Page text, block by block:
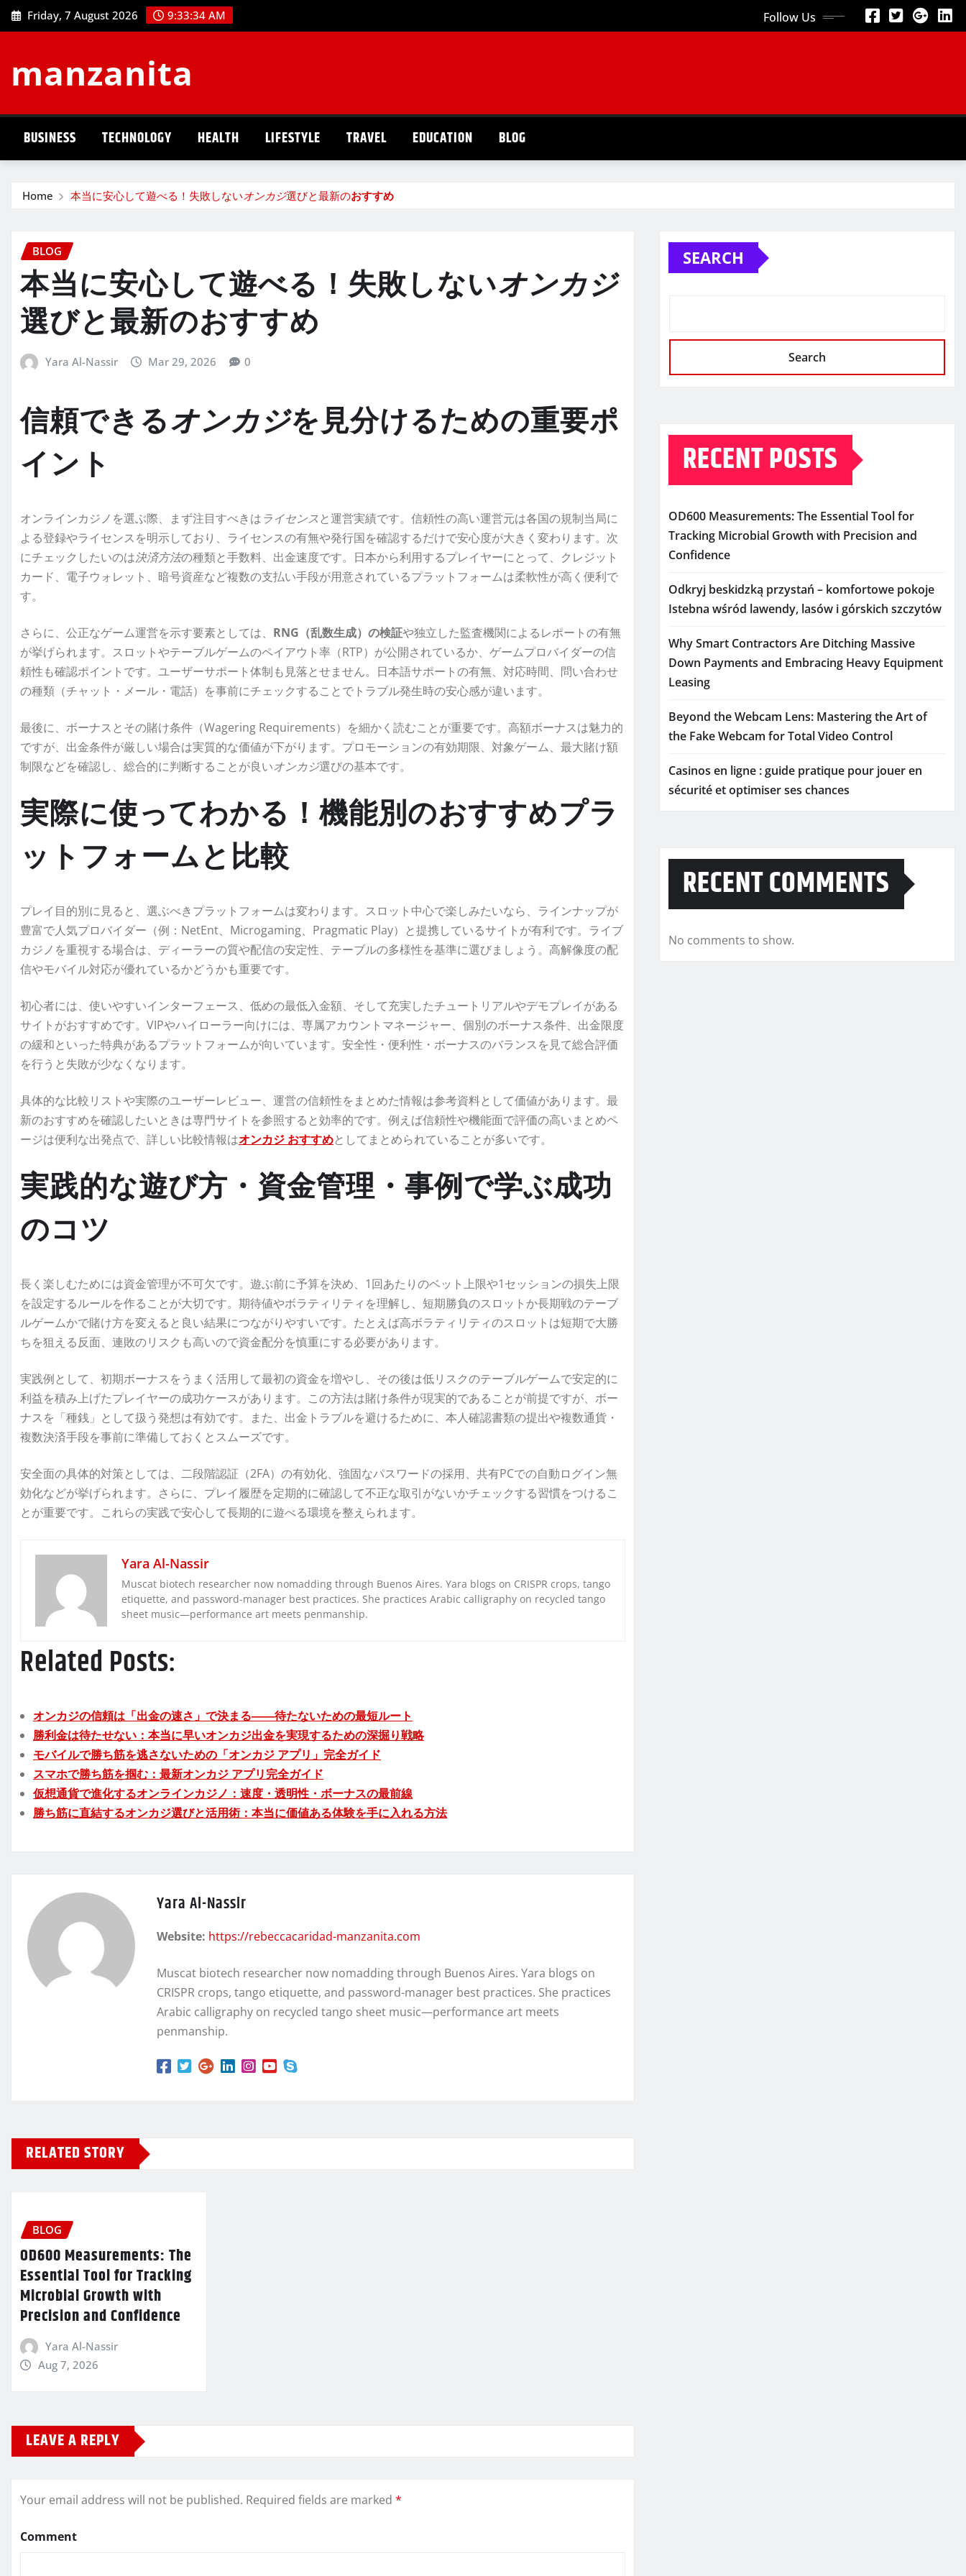
Skip
to
Friday, 7 August 2026 9:33:35 AM Follow Us
manzanita
BUSINESS TECHNOLOGY HEALTH LIFESTYLE TRAVEL EDUCATION BLOG
Home 本当に安心して遊べる！失敗しないオンカジ選びと最新のおすすめ
BLOG
本当に安心して遊べる！失敗しないオンカジ
選びと最新のおすすめ
Yara Al-Nassir Mar 29, 2026 0
信頼できるオンカジを見分けるための重要ポ
イント
オンラインカジノを選ぶ際、まず注目すべきはライセンスと運営実績です。信頼性の高い運営元は各国の規制当局に
よる登録やライセンスを明示しており、ライセンスの有無や発行国を確認するだけで安心度が大きく変わります。次
にチェックしたいのは決済方法の種類と手数料、出金速度です。日本から利用するプレイヤーにとって、クレジット
カード、電子ウォレット、暗号資産など複数の支払い手段が用意されているプラットフォームは柔軟性が高く便利で
す。
さらに、公正なゲーム運営を示す要素としては、 RNG（乱数生成）の検証や独立した監査機関によるレポートの有無
が挙げられます。スロットやテーブルゲームのペイアウト率（RTP）が公開されているか、ゲームプロバイダーの信
頼性も確認ポイントです。ユーザーサポート体制も見落とせません。日本語サポートの有無、対応時間、問い合わせ
の種類（チャット・メール・電話）を事前にチェックすることでトラブル発生時の安心感が違います。
最後に、ボーナスとその賭け条件（Wagering Requirements）を細かく読むことが重要です。高額ボーナスは魅力的
ですが、出金条件が厳しい場合は実質的な価値が下がります。プロモーションの有効期限、対象ゲーム、最大賭け額
制限などを確認し、総合的に判断することが良いオンカジ選びの基本です。
実際に使ってわかる！機能別のおすすめプラ
ットフォームと比較
プレイ目的別に見ると、選ぶべきプラットフォームは変わります。スロット中心で楽しみたいなら、ラインナップが
豊富で人気プロバイダー（例：NetEnt、Microgaming、Pragmatic Play）と提携しているサイトが有利です。ライブ
カジノを重視する場合は、ディーラーの質や配信の安定性、テーブルの多様性を基準に選びましょう。高解像度の配
信やモバイル対応が優れているかどうかも重要です。
初心者には、使いやすいインターフェース、低めの最低入金額、そして充実したチュートリアルやデモプレイがある
サイトがおすすめです。VIPやハイローラー向けには、専属アカウントマネージャー、個別のボーナス条件、出金限度
の緩和といった特典があるプラットフォームが向いています。安全性・便利性・ボーナスのバランスを見て総合評価
を行うと失敗が少なくなります。
具体的な比較リストや実際のユーザーレビュー、運営の信頼性をまとめた情報は参考資料として価値があります。最
新のおすすめを確認したいときは専門サイトを参照すると効率的です。例えば信頼性や機能面で評価の高いまとめペ
ージは便利な出発点で、詳しい比較情報はオンカジ おすすめとしてまとめられていることが多いです。
実践的な遊び方・資金管理・事例で学ぶ成功
のコツ
長く楽しむためには資金管理が不可欠です。遊ぶ前に予算を決め、1回あたりのベット上限や1セッションの損失上限
を設定するルールを作ることが大切です。期待値やボラティリティを理解し、短期勝負のスロットか長期戦のテーブ
ルゲームかで賭け方を変えると良い結果につながりやすいです。たとえば高ボラティリティのスロットは短期で大勝
ちを狙える反面、連敗のリスクも高いので資金配分を慎重にする必要があります。
実践例として、初期ボーナスをうまく活用して最初の資金を増やし、その後は低リスクのテーブルゲームで安定的に
利益を積み上げたプレイヤーの成功ケースがあります。この方法は賭け条件が現実的であることが前提ですが、ボー
ナスを「種銭」として扱う発想は有効です。また、出金トラブルを避けるために、本人確認書類の提出や複数通貨・
複数決済手段を事前に準備しておくとスムーズです。
安全面の具体的対策としては、二段階認証（2FA）の有効化、強固なパスワードの採用、共有PCでの自動ログイン無
効化などが挙げられます。さらに、プレイ履歴を定期的に確認して不正な取引がないかチェックする習慣をつけるこ
とが重要です。これらの実践で安心して長期的に遊べる環境を整えられます。
Yara Al-Nassir
Muscat biotech researcher now nomadding through Buenos Aires. Yara blogs on CRISPR crops, tango
etiquette, and password-manager best practices. She practices Arabic calligraphy on recycled tango
sheet music—performance art meets penmanship.
Related Posts:
オンカジの信頼は「出金の速さ」で決まる――待たないための最短ルート
勝利金は待たせない：本当に早いオンカジ出金を実現するための深掘り戦略
モバイルで勝ち筋を逃さないための「オンカジ アプリ」完全ガイド
スマホで勝ち筋を掴む：最新オンカジ アプリ完全ガイド
仮想通貨で進化するオンラインカジノ：速度・透明性・ボーナスの最前線
勝ち筋に直結するオンカジ選びと活用術：本当に価値ある体験を手に入れる方法
Yara Al-Nassir
Website: https://rebeccacaridad-manzanita.com
Muscat biotech researcher now nomadding through Buenos Aires. Yara blogs on
CRISPR crops, tango etiquette, and password-manager best practices. She practices
Arabic calligraphy on recycled tango sheet music—performance art meets
penmanship.
RELATED STORY
BLOG
OD600 Measurements: The
Essential Tool for Tracking
Microbial Growth with
Precision and Confidence
Yara Al-Nassir
Aug 7, 2026
LEAVE A REPLY
Your email address will not be published. Required fields are marked *
Comment
SEARCH
Search
RECENT POSTS
OD600 Measurements: The Essential Tool for
Tracking Microbial Growth with Precision and
Confidence
Odkryj beskidzką przystań – komfortowe pokoje
Istebna wśród lawendy, lasów i górskich szczytów
Why Smart Contractors Are Ditching Massive
Down Payments and Embracing Heavy Equipment
Leasing
Beyond the Webcam Lens: Mastering the Art of
the Fake Webcam for Total Video Control
Casinos en ligne : guide pratique pour jouer en
sécurité et optimiser ses chances
RECENT COMMENTS
No comments to show.